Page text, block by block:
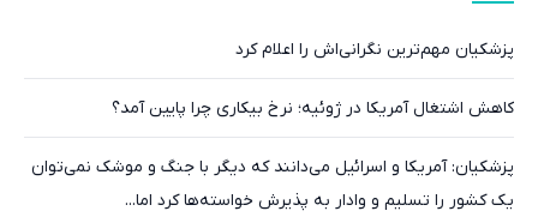
پزشکیان مهم‌ترین نگرانی‌اش را اعلام کرد
کاهش اشتغال آمریکا در ژوئیه؛ نرخ بیکاری چرا پایین آمد؟
پزشکیان: آمریکا و اسرائیل می‌دانند که دیگر با جنگ و موشک نمی‌توان
یک کشور را تسلیم و وادار به پذیرش خواسته‌ها کرد اما...